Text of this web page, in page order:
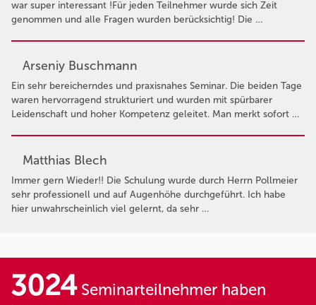
war super interessant !Für jeden Teilnehmer wurde sich Zeit
genommen und alle Fragen wurden berücksichtig! Die …
Arseniy Buschmann
Ein sehr bereicherndes und praxisnahes Seminar. Die beiden Tage
waren hervorragend strukturiert und wurden mit spürbarer
Leidenschaft und hoher Kompetenz geleitet. Man merkt sofort …
Matthias Blech
Immer gern Wieder!! Die Schulung wurde durch Herrn Pollmeier
sehr professionell und auf Augenhöhe durchgeführt. Ich habe
hier unwahrscheinlich viel gelernt, da sehr …
3024Seminarteilnehmer haben